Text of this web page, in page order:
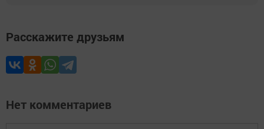
Расскажите друзьям
Нет комментариев